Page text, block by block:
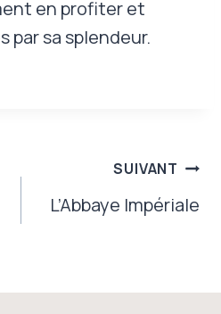
en profiter et
par sa splendeur.
SUIVANT
L’Abbaye Impériale